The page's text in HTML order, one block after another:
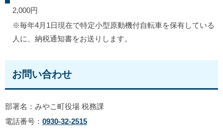
2,000円
※毎年4月1日現在で特定小型原動機付自転車を保有している
人に、納税通知書をお送りします。
お問い合わせ
部署名：みやこ町役場 税務課
電話番号： 0930-32-2515